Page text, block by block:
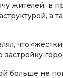
жителей в
а
что
больше не